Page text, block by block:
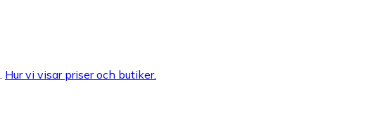
Hur vi visar priser och butiker.